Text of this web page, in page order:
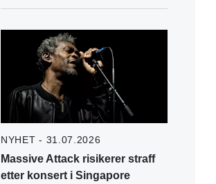
NYHET - 31.07.2026
Massive Attack risikerer straff
etter konsert i Singapore